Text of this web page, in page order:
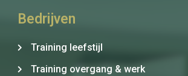
Bedrijven
Training leefstijl
Training overgang & werk